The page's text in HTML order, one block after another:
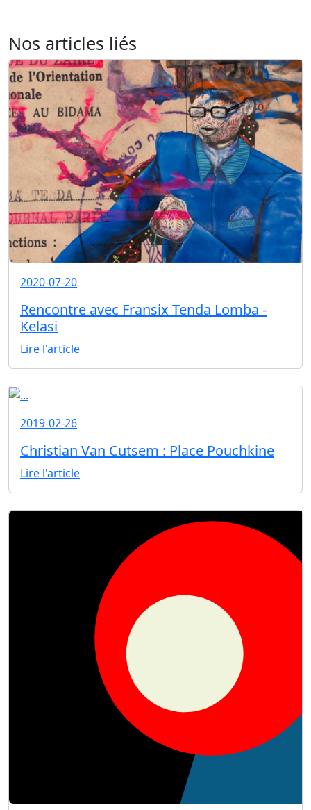
Nos articles liés
2020-07-20
Rencontre avec Fransix Tenda Lomba -
Kelasi
Lire l'article
2019-02-26
Christian Van Cutsem : Place Pouchkine
Lire l'article